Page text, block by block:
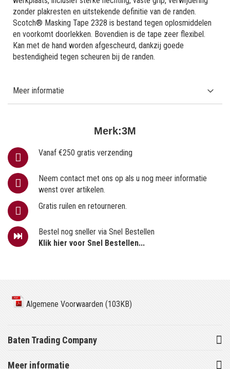
Merk:3M
Vanaf €250 gratis verzending
Neem contact met ons op als u nog meer informatie
wenst over artikelen.
Gratis ruilen en retourneren.
Bestel nog sneller via Snel Bestellen
Klik hier voor Snel Bestellen...
zonder plakresten en uitstekende definitie van de randen.
Scotch® Masking Tape 2328 is bestand tegen oplosmiddelen
en voorkomt doorlekken. Bovendien is de tape zeer flexibel.
Kan met de hand worden afgescheurd, dankzij goede
bestendigheid tegen scheuren bij de randen.
Meer informatie
Algemene Voorwaarden (103KB)
Baten Trading Company
Meer informatie